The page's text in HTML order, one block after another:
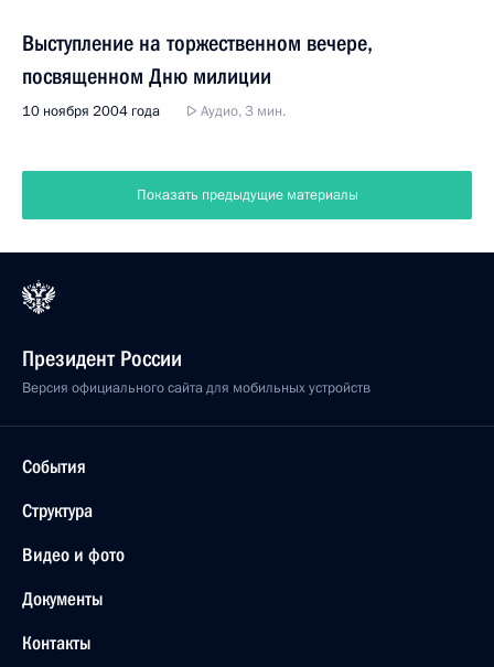
Выступление на торжественном вечере,
посвященном Дню милиции
10 ноября 2004 года Аудио, 3 мин.
Показать предыдущие материалы
Президент России
Версия официального сайта для мобильных устройств
События
Структура
Видео и фото
Документы
Контакты